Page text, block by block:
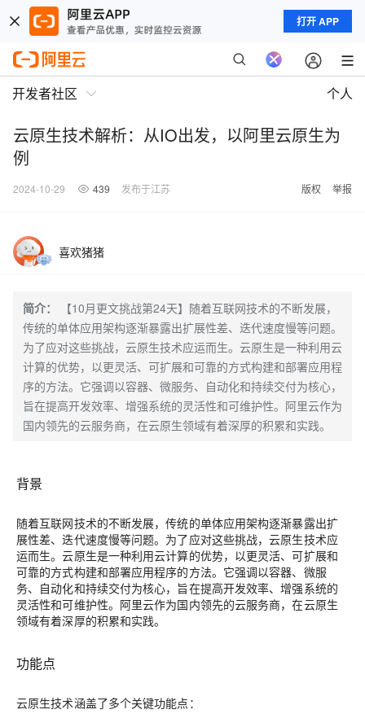
打开 APP
开发者社区 个人
云原生技术解析：从IO出发，以阿里云原生为
例
2024-10-29 439 发布于江苏 版权 举报
喜欢猪猪
简介：
【10月更文挑战第24天】随着互联网技术的不断发展，
传统的单体应用架构逐渐暴露出扩展性差、迭代速度慢等问题。
为了应对这些挑战，云原生技术应运而生。云原生是一种利用云
计算的优势，以更灵活、可扩展和可靠的方式构建和部署应用程
序的方法。它强调以容器、微服务、自动化和持续交付为核心，
旨在提高开发效率、增强系统的灵活性和可维护性。阿里云作为
国内领先的云服务商，在云原生领域有着深厚的积累和实践。
背景
随着互联网技术的不断发展，传统的单体应用架构逐渐暴露出扩
展性差、迭代速度慢等问题。为了应对这些挑战，云原生技术应
运而生。云原生是一种利用云计算的优势，以更灵活、可扩展和
可靠的方式构建和部署应用程序的方法。它强调以容器、微服
务、自动化和持续交付为核心，旨在提高开发效率、增强系统的
灵活性和可维护性。阿里云作为国内领先的云服务商，在云原生
领域有着深厚的积累和实践。
功能点
云原生技术涵盖了多个关键功能点：